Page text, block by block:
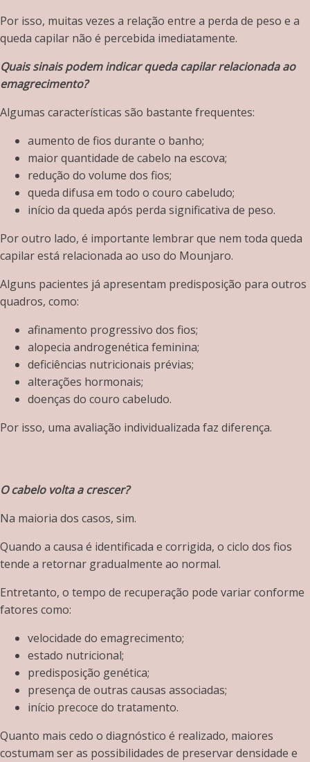
Por isso, muitas vezes a relação entre a perda de peso e a
queda capilar não é percebida imediatamente.
Quais sinais podem indicar queda capilar relacionada ao
emagrecimento?
Algumas características são bastante frequentes:
aumento de fios durante o banho;
maior quantidade de cabelo na escova;
redução do volume dos fios;
queda difusa em todo o couro cabeludo;
início da queda após perda significativa de peso.
Por outro lado, é importante lembrar que nem toda queda
capilar está relacionada ao uso do Mounjaro.
Alguns pacientes já apresentam predisposição para outros
quadros, como:
afinamento progressivo dos fios;
alopecia androgenética feminina;
deficiências nutricionais prévias;
alterações hormonais;
doenças do couro cabeludo.
Por isso, uma avaliação individualizada faz diferença.
O cabelo volta a crescer?
Na maioria dos casos, sim.
Quando a causa é identificada e corrigida, o ciclo dos fios
tende a retornar gradualmente ao normal.
Entretanto, o tempo de recuperação pode variar conforme
fatores como:
velocidade do emagrecimento;
estado nutricional;
predisposição genética;
presença de outras causas associadas;
início precoce do tratamento.
Quanto mais cedo o diagnóstico é realizado, maiores
costumam ser as possibilidades de preservar densidade e